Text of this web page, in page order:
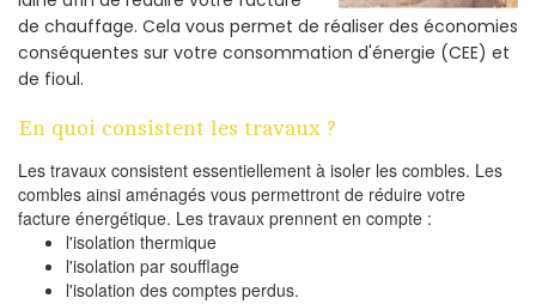
de chauffage. Cela vous permet de réaliser des économies
conséquentes sur votre consommation d'énergie (CEE) et
de fioul.
En quoi consistent les travaux ?
Les travaux consistent essentiellement à isoler les combles. Les
combles ainsi aménagés vous permettront de réduire votre
facture énergétique. Les travaux prennent en compte :
l'isolation thermique
l'isolation par soufflage
l'isolation des comptes perdus.